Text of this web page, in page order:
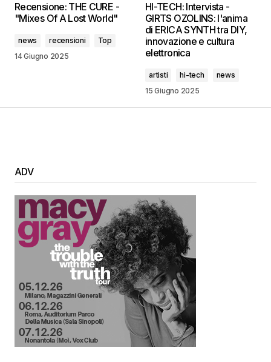
Recensione: THE CURE -
"Mixes Of A Lost World"
news recensioni
Top
14 Giugno 2025
HI-TECH: Intervista -
GIRTS OZOLINS: l'anima
di ERICA SYNTH tra DIY,
innovazione e cultura
elettronica
artisti hi-tech
news
15 Giugno 2025
ADV